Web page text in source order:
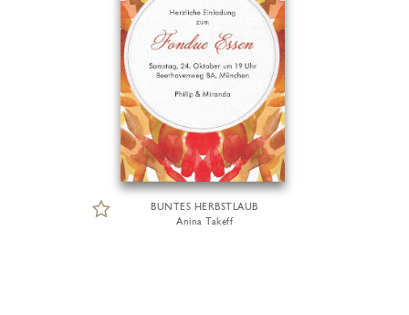
BUNTES HERBSTLAUB
Anina Takeff